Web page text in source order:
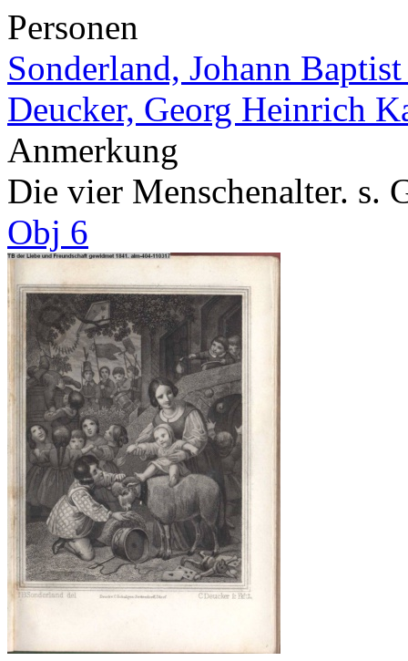
Personen
Sonderland, Johann
Deucker, Georg Heinrich
Anmerkung
Die vier Menschenalter. s.
Obj 6